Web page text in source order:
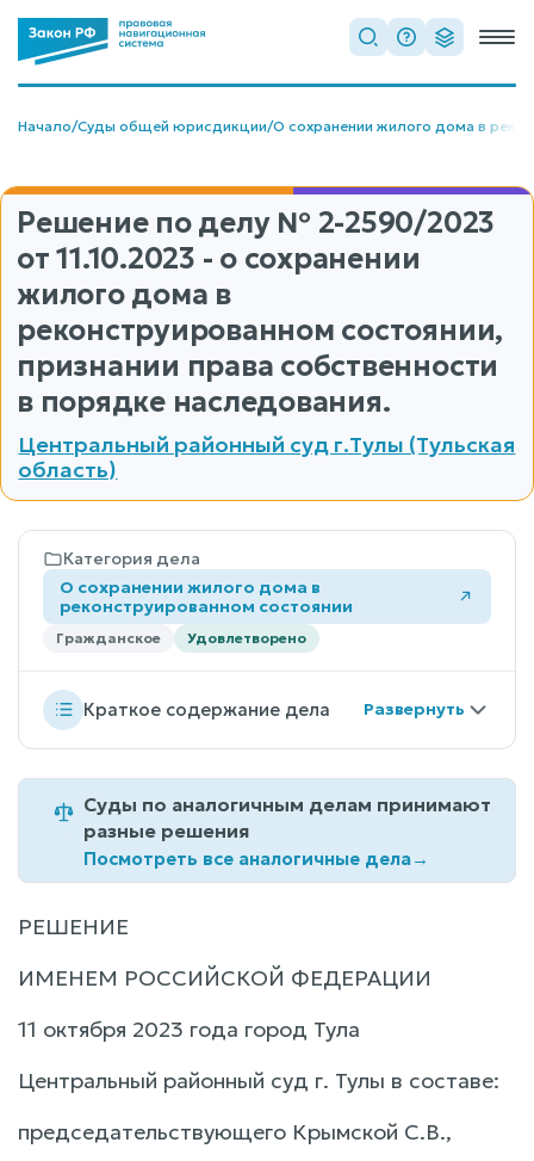
Начало/Суды общей юрисдикции/О сохранении жилого дома в
Решение по делу № 2-2590/2023
от 11.10.2023 - о сохранении
жилого дома в
реконструированном состоянии,
признании права собственности
в порядке наследования.
Центральный районный суд г.Тулы (Тульская
область)
Категория дела
О сохранении жилого дома в
реконструированном состоянии
Гражданское Удовлетворено
Краткое содержание дела
Суды по аналогичным делам принимают
разные решения
Посмотреть все аналогичные дела→
РЕШЕНИЕ
ИМЕНЕМ РОССИЙСКОЙ ФЕДЕРАЦИИ
11 октября 2023 года город Тула
Центральный районный суд г. Тулы в составе:
председательствующего Крымской С.В.,